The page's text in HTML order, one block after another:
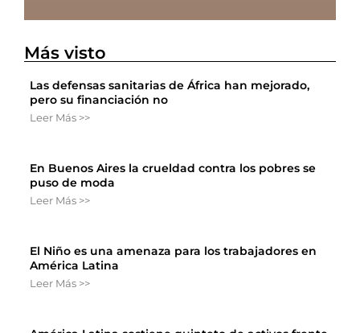
Más visto
Las defensas sanitarias de África han mejorado,
pero su financiación no
Leer Más >>
En Buenos Aires la crueldad contra los pobres se
puso de moda
Leer Más >>
El Niño es una amenaza para los trabajadores en
América Latina
Leer Más >>